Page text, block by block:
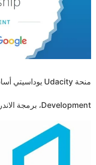
Development، برمجة الاندرويد Android programming